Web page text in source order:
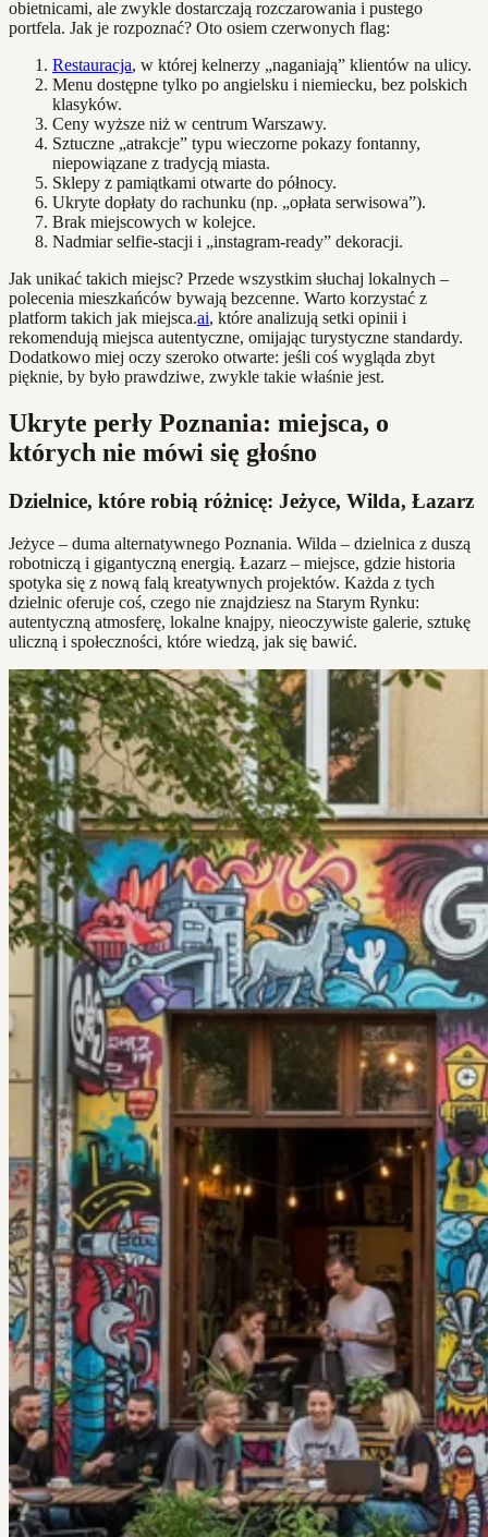
obietnicami, ale zwykle dostarczają rozczarowania i pustego
portfela. Jak je rozpoznać? Oto osiem czerwonych flag:
Restauracja, w której kelnerzy „naganiają” klientów na ulicy.
Menu dostępne tylko po angielsku i niemiecku, bez polskich
klasyków.
Ceny wyższe niż w centrum Warszawy.
Sztuczne „atrakcje” typu wieczorne pokazy fontanny,
niepowiązane z tradycją miasta.
Sklepy z pamiątkami otwarte do północy.
Ukryte dopłaty do rachunku (np. „opłata serwisowa”).
Brak miejscowych w kolejce.
Nadmiar selfie-stacji i „instagram-ready” dekoracji.
Jak unikać takich miejsc? Przede wszystkim słuchaj lokalnych –
polecenia mieszkańców bywają bezcenne. Warto korzystać z
platform takich jak miejsca.ai, które analizują setki opinii i
rekomendują miejsca autentyczne, omijając turystyczne standardy.
Dodatkowo miej oczy szeroko otwarte: jeśli coś wygląda zbyt
pięknie, by było prawdziwe, zwykle takie właśnie jest.
Ukryte perły Poznania: miejsca, o
których nie mówi się głośno
Dzielnice, które robią różnicę: Jeżyce, Wilda, Łazarz
Jeżyce – duma alternatywnego Poznania. Wilda – dzielnica z duszą
robotniczą i gigantyczną energią. Łazarz – miejsce, gdzie historia
spotyka się z nową falą kreatywnych projektów. Każda z tych
dzielnic oferuje coś, czego nie znajdziesz na Starym Rynku:
autentyczną atmosferę, lokalne knajpy, nieoczywiste galerie, sztukę
uliczną i społeczności, które wiedzą, jak się bawić.